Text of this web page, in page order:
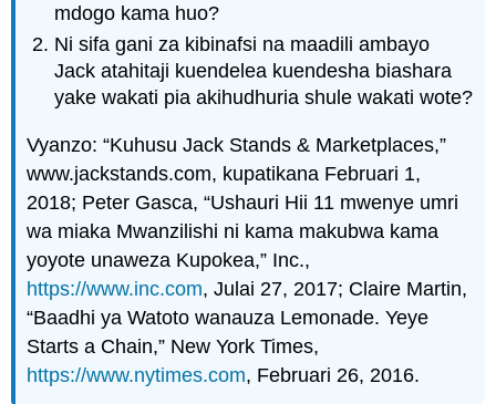
mdogo kama huo?
Ni sifa gani za kibinafsi na maadili ambayo
Jack atahitaji kuendelea kuendesha biashara
yake wakati pia akihudhuria shule wakati wote?
Vyanzo: “Kuhusu Jack Stands & Marketplaces,”
www.jackstands.com, kupatikana Februari 1,
2018; Peter Gasca, “Ushauri Hii 11 mwenye umri
wa miaka Mwanzilishi ni kama makubwa kama
yoyote unaweza Kupokea,” Inc.,
https://www.inc.com, Julai 27, 2017; Claire Martin,
“Baadhi ya Watoto wanauza Lemonade. Yeye
Starts a Chain,” New York Times,
https://www.nytimes.com, Februari 26, 2016.